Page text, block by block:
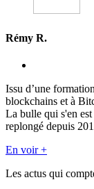
Rémy R.
Issu d’une
blockchains et à
La bulle qui s'en
replongé depuis
En voir +
Les actus qui